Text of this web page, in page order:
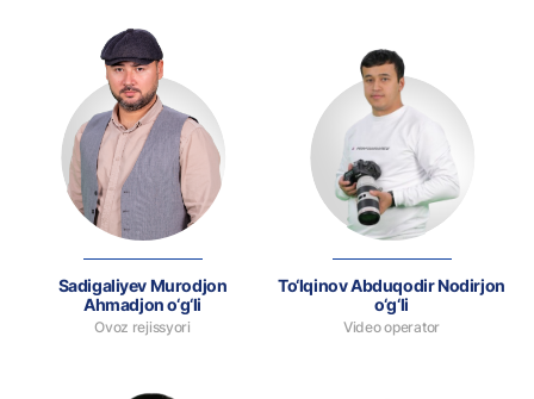
Sadigaliyev Murodjon
Ahmadjon o‘g‘li
Ovoz rejissyori
To‘lqinov Abduqodir Nodirjon
o‘g‘li
Video operator